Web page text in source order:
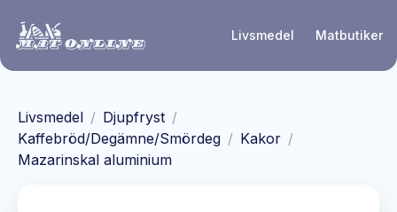
Livsmedel Matbutiker
Livsmedel / Djupfryst /
Kaffebröd/Degämne/Smördeg / Kakor /
Mazarinskal aluminium